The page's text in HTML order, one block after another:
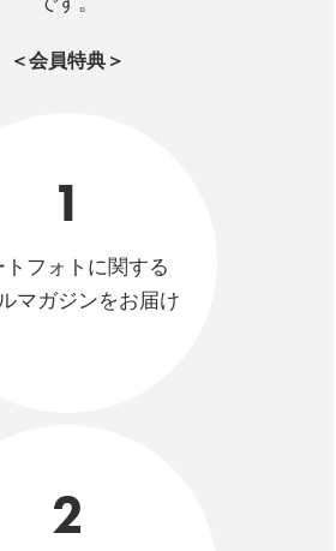
＜会員特典＞
1
トフォトに関する
マガジンをお届け
2